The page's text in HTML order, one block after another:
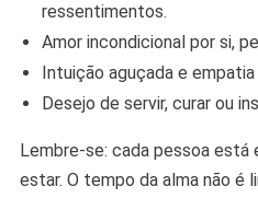
ressentimentos.
Amor incondicional por si,
Intuição aguçada e
Desejo de servir, curar ou
Lembre-se: cada pessoa
estar. O tempo da alma não é